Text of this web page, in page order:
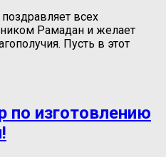
всех
Рамадан и желает
Пусть в этот
по изготовлению